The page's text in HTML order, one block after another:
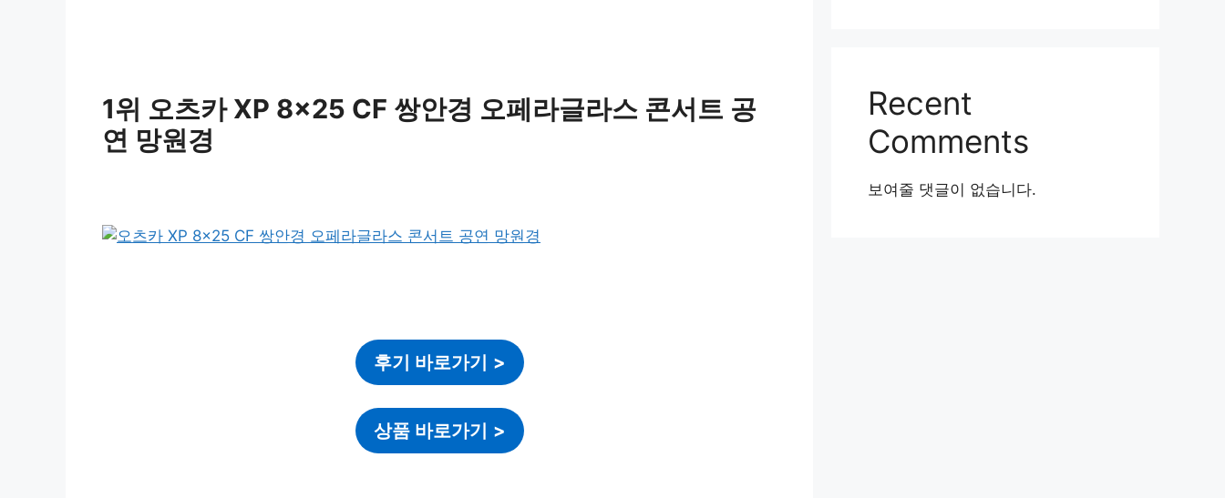
1위 오츠카 XP 8×25 CF 쌍안경 오페라글라스 콘서트 공
연 망원경
후기 바로가기 >
상품 바로가기 >
Recent
Comments
보여줄 댓글이 없습니다.